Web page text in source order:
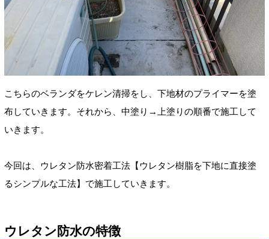
こちらのベランダをケレン清掃をし、下地材のプライマーを塗
布していきます。それから、中塗り→上塗りの順番で施工して
いきます。
今回は、ウレタン防水密着工法【ウレタン樹脂を下地に直接塗
るシンプルな工法】 で施工していきます。
ウレタン防水の特徴